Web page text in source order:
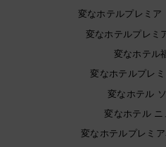
変なホテルプレミ
変なホテルプレミ
変なホテル
変なホテルプレ
変なホテル
変なホテル ニ
変なホテルプレミ